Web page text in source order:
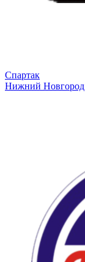
Спартак
Нижний Новгород